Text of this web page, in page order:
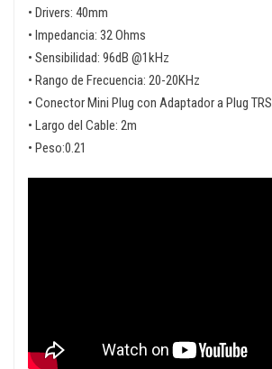
• Drivers: 40mm
• Impedancia: 32 Ohms
• Sensibilidad: 96dB @1kHz
• Rango de Frecuencia: 20-20KHz
• Conector Mini Plug con Adaptador a Plug TRS
• Largo del Cable: 2m
• Peso:0.21